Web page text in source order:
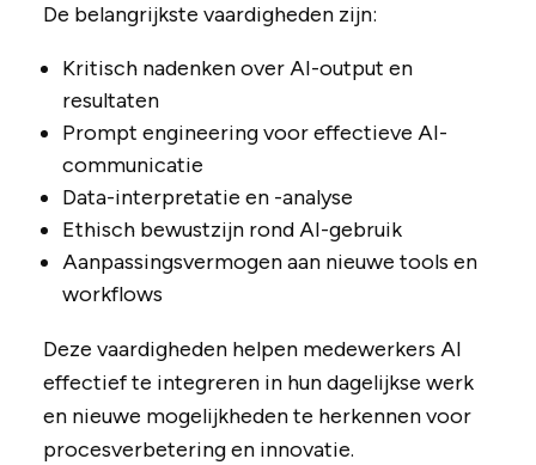
De belangrijkste vaardigheden zijn:
Kritisch nadenken over AI-output en
resultaten
Prompt engineering voor effectieve AI-
communicatie
Data-interpretatie en -analyse
Ethisch bewustzijn rond AI-gebruik
Aanpassingsvermogen aan nieuwe tools en
workflows
Deze vaardigheden helpen medewerkers AI
effectief te integreren in hun dagelijkse werk
en nieuwe mogelijkheden te herkennen voor
procesverbetering en innovatie.